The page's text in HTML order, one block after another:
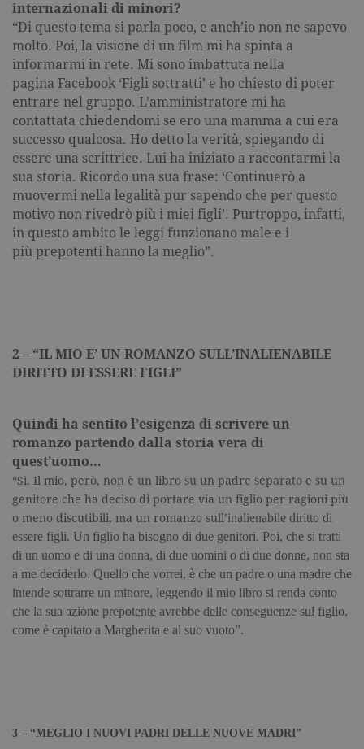
internazionali di minori?
“Di questo tema si parla poco, e anch’io non ne sapevo
molto. Poi, la visione di un film mi ha spinta a
informarmi in rete. Mi sono imbattuta nella
pagina Facebook ‘Figli sottratti’ e ho chiesto di poter
entrare nel gruppo. L’amministratore mi ha
contattata chiedendomi se ero una mamma a cui era
successo qualcosa. Ho detto la verità, spiegando di
essere una scrittrice. Lui ha iniziato a raccontarmi la
sua storia. Ricordo una sua frase: ‘Continuerò a
muovermi nella legalità pur sapendo che per questo
motivo non rivedrò più i miei figli’. Purtroppo, infatti,
in questo ambito le leggi funzionano male e i
più prepotenti hanno la meglio”.
2 – “IL MIO E’ UN ROMANZO SULL’INALIENABILE
DIRITTO DI ESSERE FIGLI”
Quindi ha sentito l’esigenza di scrivere un
romanzo partendo dalla storia vera di
quest’uomo…
“Sì. Il mio, però, non è un libro su un padre separato e su un
genitore che ha deciso di portare via un figlio per ragioni più
o meno discutibili, ma un romanzo sull’inalienabile diritto di
essere figli. Un figlio ha bisogno di due genitori. Poi, che si tratti
di un uomo e di una donna, di due uomini o di due donne, non sta
a me deciderlo. Quello che vorrei, è che un padre o una madre che
intende sottrarre un minore, leggendo il mio libro si renda conto
che la sua azione prepotente avrebbe delle conseguenze sul figlio,
come è capitato a Margherita e al suo vuoto”.
3 – “MEGLIO I NUOVI PADRI DELLE NUOVE MADRI”